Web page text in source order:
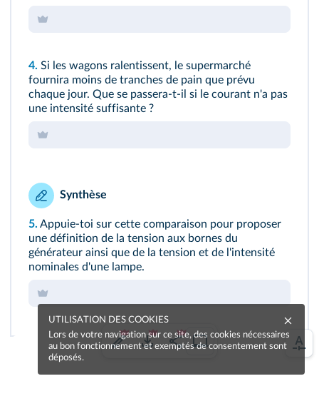
4. Si les wagons ralentissent, le supermarché
fournira moins de tranches de pain que prévu
chaque jour. Que se passera-t-il si le courant n'a pas
une intensité suffisante ?
Synthèse
5. Appuie-toi sur cette comparaison pour proposer
une définition de la tension aux bornes du
générateur ainsi que de la tension et de l'intensité
nominales d'une lampe.
UTILISATION DES COOKIES
Lors de votre navigation sur ce site, des cookies nécessaires
au bon fonctionnement et exemptés de consentement sont
déposés.